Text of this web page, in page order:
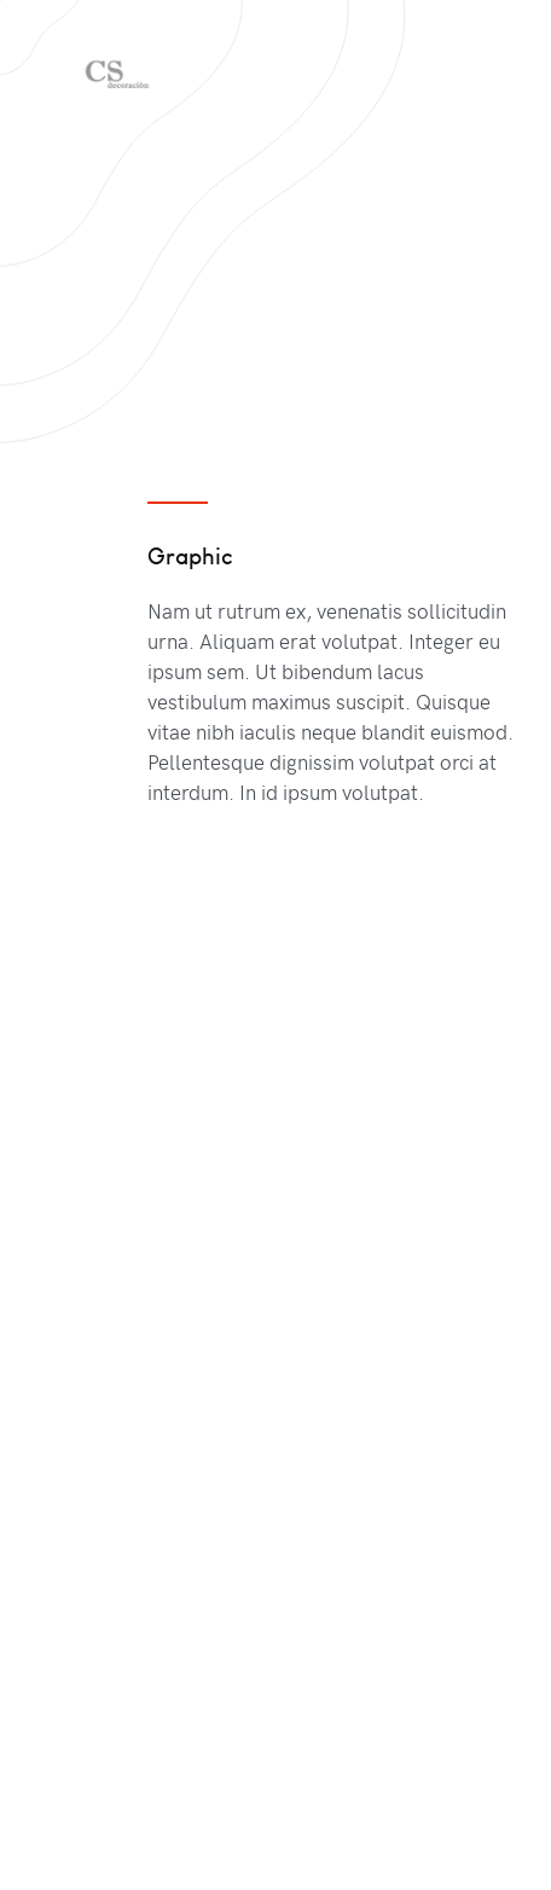
Graphic
Nam ut rutrum ex, venenatis sollicitudin
urna. Aliquam erat volutpat. Integer eu
ipsum sem. Ut bibendum lacus
vestibulum maximus suscipit. Quisque
vitae nibh iaculis neque blandit euismod.
Pellentesque dignissim volutpat orci at
interdum. In id ipsum volutpat.